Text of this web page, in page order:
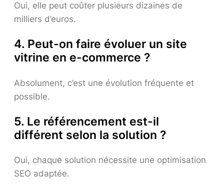
Oui, elle peut coûter plusieurs dizaines de
milliers d’euros.
4. Peut-on faire évoluer un site
vitrine en e-commerce ?
Absolument, c’est une évolution fréquente et
possible.
5. Le référencement est-il
différent selon la solution ?
Oui, chaque solution nécessite une optimisation
SEO adaptée.